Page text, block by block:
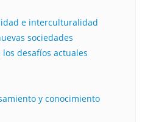
e interculturalidad
sociedades
desafíos actuales
y conocimiento